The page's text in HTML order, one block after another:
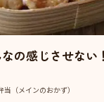
の感じさせない
当（メインのおかず）